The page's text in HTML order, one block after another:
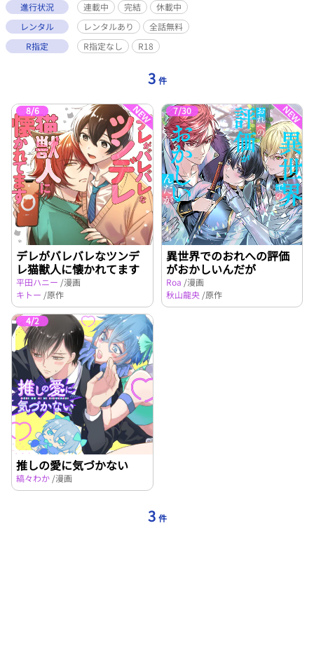
進行状況
連載中 完結
休載中
レンタル
レンタルあり
全話無料
R指定
R指定なし R18
3 件
8/6
デレがバレバレなツンデ
レ猫獣人に懐かれてます
平田ハニー /漫画
キトー /原作
7/30
異世界でのおれへの評価
がおかしいんだが
Roa /漫画
秋山龍央 /原作
4/2
推しの愛に気づかない
縞々わか /漫画
3 件